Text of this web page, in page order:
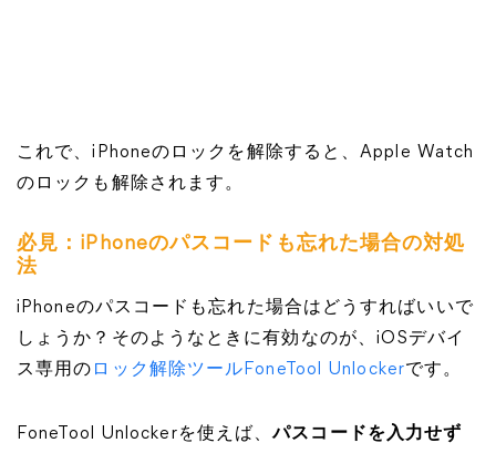
これで、iPhoneのロックを解除すると、Apple Watch
のロックも解除されます。
必見：iPhoneのパスコードも忘れた場合の対処
法
iPhoneのパスコードも忘れた場合はどうすればいいで
しょうか？そのようなときに有効なのが、iOSデバイ
ス専用の ロック解除ツールFoneTool Unlockerです。
FoneTool Unlockerを使えば、パスコードを入力せず